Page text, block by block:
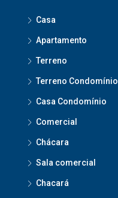
Casa
Apartamento
Terreno
Terreno Condomínio
Casa Condomínio
Comercial
Chácara
Sala comercial
Chacará